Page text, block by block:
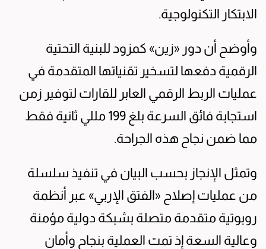
الابتكار التكنولوجية.
وأوضح أن دور «زين» كمزود للبنية التحتية
الرقمية دفعها لتسخير تقنياتها المتقدمة في
عمليات الربط الرقمي العابر للقارات لتوفير زمن
استجابة فائق السرعة بلغ 199 مللي ثانية فقط
مما ضمن نجاح هذه الجراحة.
وتمثل الإنجاز بحسب البيان في تنفيذ سلسلة
من عمليات إصلاح «الفتق الإربي» عبر أنظمة
روبوتية متقدمة متصلة بشبكة دولية مؤمنة
وعالية السعة إذ تمت العملية بنجاح وأمان